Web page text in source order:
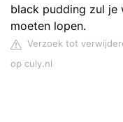
black pudding zul je
moeten lopen.
Verzoek tot
op culy.nl